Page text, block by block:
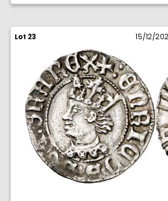
Lot 23 15/12/